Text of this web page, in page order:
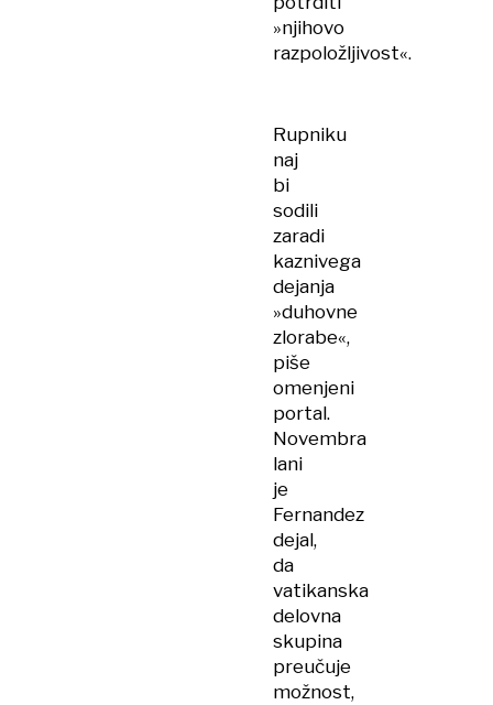
»njihovo
razpoložljivost«.
Rupniku
naj
bi
sodili
zaradi
kaznivega
dejanja
»duhovne
zlorabe«,
piše
omenjeni
portal.
Novembra
lani
je
Fernandez
dejal,
da
vatikanska
delovna
skupina
preučuje
možnost,